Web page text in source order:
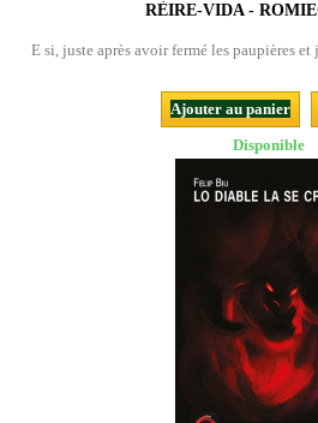
RÈIRE-VIDA -
E si, juste après avoir fermé les paupières
Ajouter au panier
Disponible